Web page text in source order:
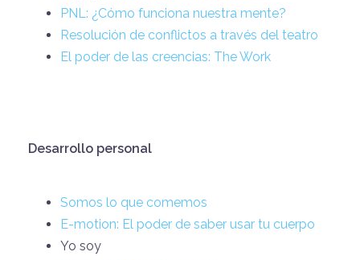
PNL: ¿Cómo funciona nuestra mente?
Resolución de conflictos a través del teatro
El poder de las creencias: The Work
Desarrollo personal
Somos lo que comemos
E-motion: El poder de saber usar tu cuerpo
Yo soy